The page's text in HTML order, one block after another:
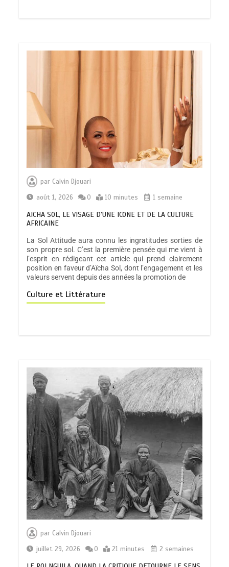
par Calvin Djouari
août 1, 2026
0 10 minutes 1 semaine
AICHA SOL, LE VISAGE D’UNE ICONE ET DE LA CULTURE
AFRICAINE
La Sol Attitude aura connu les ingratitudes sorties de
son propre sol. C’est la première pensée qui me vient à
l’esprit en rédigeant cet article qui prend clairement
position en faveur d’Aïcha Sol, dont l’engagement et les
valeurs servent depuis des années la promotion de
Culture et Littérature
par Calvin Djouari
juillet 29, 2026
0 21 minutes 2 semaines